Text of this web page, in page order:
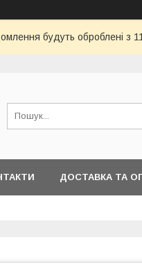
будуть оброблені з
ДОСТАВКА ТА